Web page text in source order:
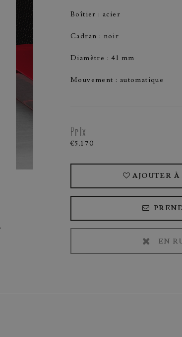
Boîtier : acier
Cadran : noir
Diamètre : 41 mm
Mouvement : automatique
Prix
€5.170
AJOUTER
EN